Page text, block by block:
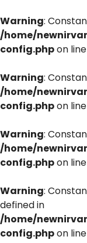
Warning:
/home/
config.phpon line
Warning:
/home/
config.phpon line
Warning:
/home/
config.phpon line
Warning:
defined in
/home/
config.phpon line